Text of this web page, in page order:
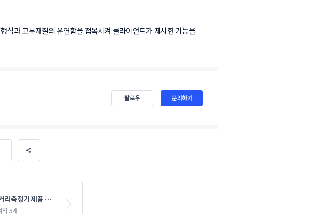
식과 고무재질의 유연함을 접목시켜 클라이언트가 제시한 기능을
팔로우 문의하기
리측정기 제품 디
작 5개